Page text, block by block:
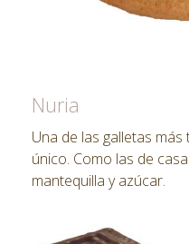
Nuria
Una de las galletas
único. Como las de
mantequilla y azúcar.